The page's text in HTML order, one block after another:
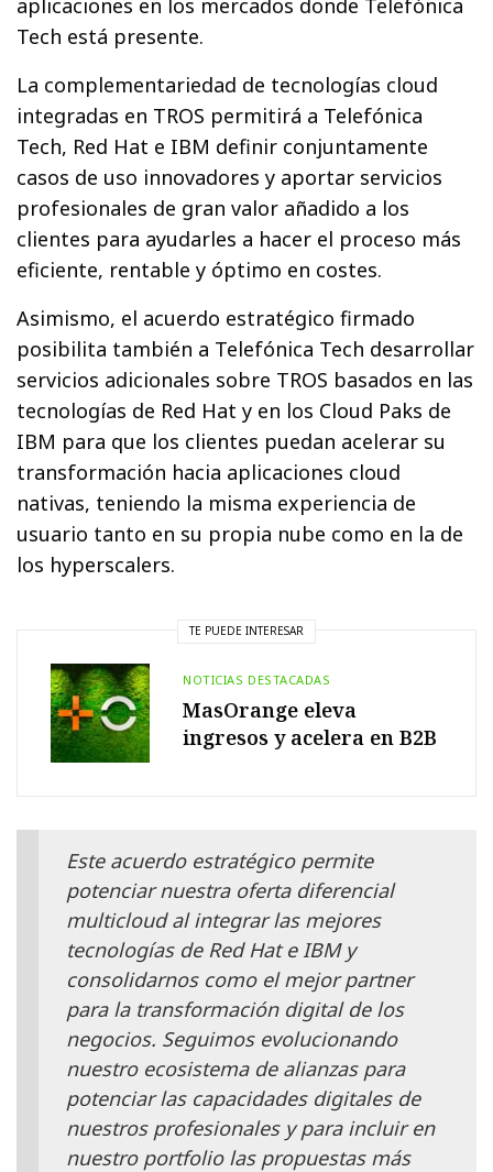
aplicaciones en los mercados donde Telefónica
Tech está presente.
La complementariedad de tecnologías cloud
integradas en TROS permitirá a Telefónica
Tech, Red Hat e IBM definir conjuntamente
casos de uso innovadores y aportar servicios
profesionales de gran valor añadido a los
clientes para ayudarles a hacer el proceso más
eficiente, rentable y óptimo en costes.
Asimismo, el acuerdo estratégico firmado
posibilita también a Telefónica Tech desarrollar
servicios adicionales sobre TROS basados en las
tecnologías de Red Hat y en los Cloud Paks de
IBM para que los clientes puedan acelerar su
transformación hacia aplicaciones cloud
nativas, teniendo la misma experiencia de
usuario tanto en su propia nube como en la de
los hyperscalers.
TE PUEDE INTERESAR
NOTICIAS DESTACADAS
MasOrange eleva
ingresos y acelera en B2B
Este acuerdo estratégico permite
potenciar nuestra oferta diferencial
multicloud al integrar las mejores
tecnologías de Red Hat e IBM y
consolidarnos como el mejor partner
para la transformación digital de los
negocios. Seguimos evolucionando
nuestro ecosistema de alianzas para
potenciar las capacidades digitales de
nuestros profesionales y para incluir en
nuestro portfolio las propuestas más